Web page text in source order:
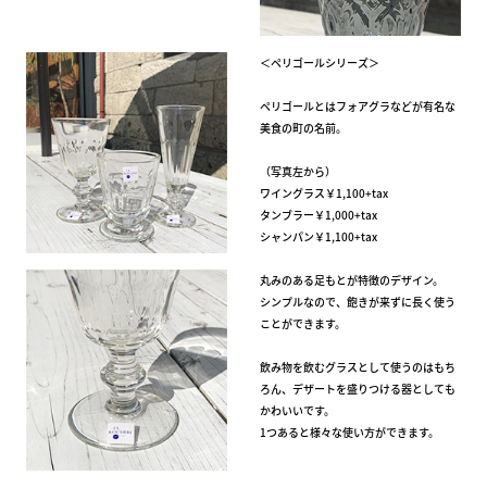
＜ペリゴールシリーズ＞
ペリゴールとはフォアグラなどが有名な
美食の町の名前。
（写真左から）
ワイングラス￥1,100+tax
タンブラー￥1,000+tax
シャンパン￥1,100+tax
丸みのある足もとが特徴のデザイン。
シンプルなので、飽きが来ずに長く使う
ことができます。
飲み物を飲むグラスとして使うのはもち
ろん、デザートを盛りつける器としても
かわいいです。
1つあると様々な使い方ができます。